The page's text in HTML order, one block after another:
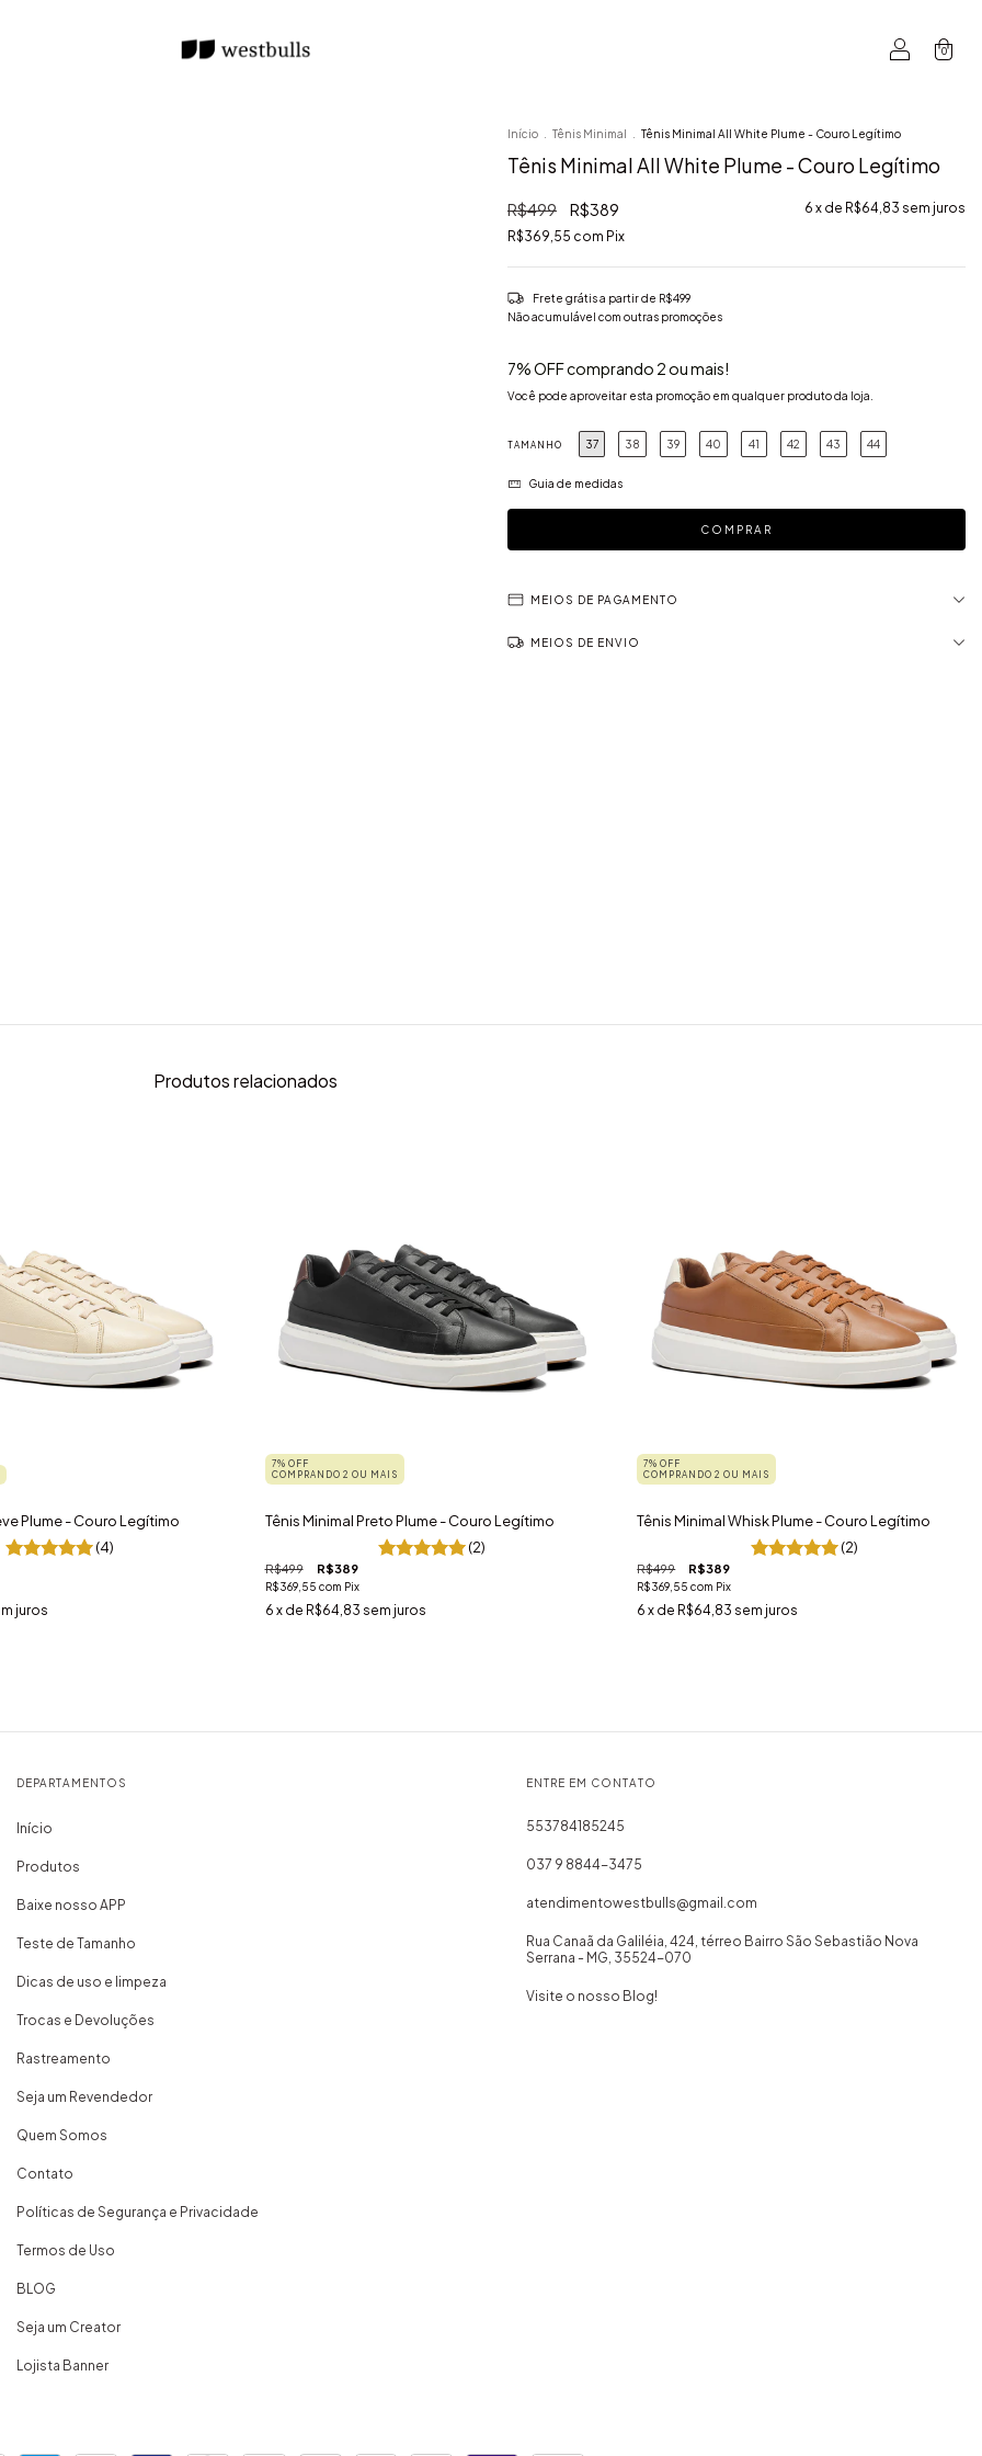
0
Início Tênis Minimal Tênis Minimal All White Plume - Couro Legítimo
Tênis Minimal All White Plume - Couro Legítimo
R$499 R$389
R$369,55 com Pix
6 x de R$64,83 sem juros
Frete grátisa partir de R$499
Não acumulável com outras promoções
7% OFF comprando 2 ou mais!
Você pode aproveitar esta promoção em qualquer produto da loja.
TAMANHO 37 38 39 40 41 42 43 44
Guia de medidas
MEIOS DE PAGAMENTO
MEIOS DE ENVIO
Produtos relacionados
Plume - Couro Legítimo
(4)
juros
7% OFF
COMPRANDO 2 OU MAIS
Tênis Minimal Preto Plume - Couro Legítimo
(2)
R$499 R$389
R$369,55 com Pix
6 x de R$64,83 sem juros
7% OFF
COMPRANDO 2 OU MAIS
Tênis Minimal Whisk Plume - Couro Legítimo
(2)
R$499 R$389
R$369,55com Pix
6 x de R$64,83 sem juros
DEPARTAMENTOS
Início
Produtos
Baixe nosso APP
Teste de Tamanho
Dicas de uso e limpeza
Trocas e Devoluções
Rastreamento
Seja um Revendedor
Quem Somos
Contato
Políticas de Segurança e Privacidade
Termos de Uso
BLOG
Seja um Creator
Lojista Banner
ENTRE EM CONTATO
553784185245
037 9 8844-3475
atendimentowestbulls@gmail.com
Rua Canaã da Galiléia, 424, térreo Bairro São Sebastião Nova
Serrana - MG, 35524-070
Visite o nosso Blog!